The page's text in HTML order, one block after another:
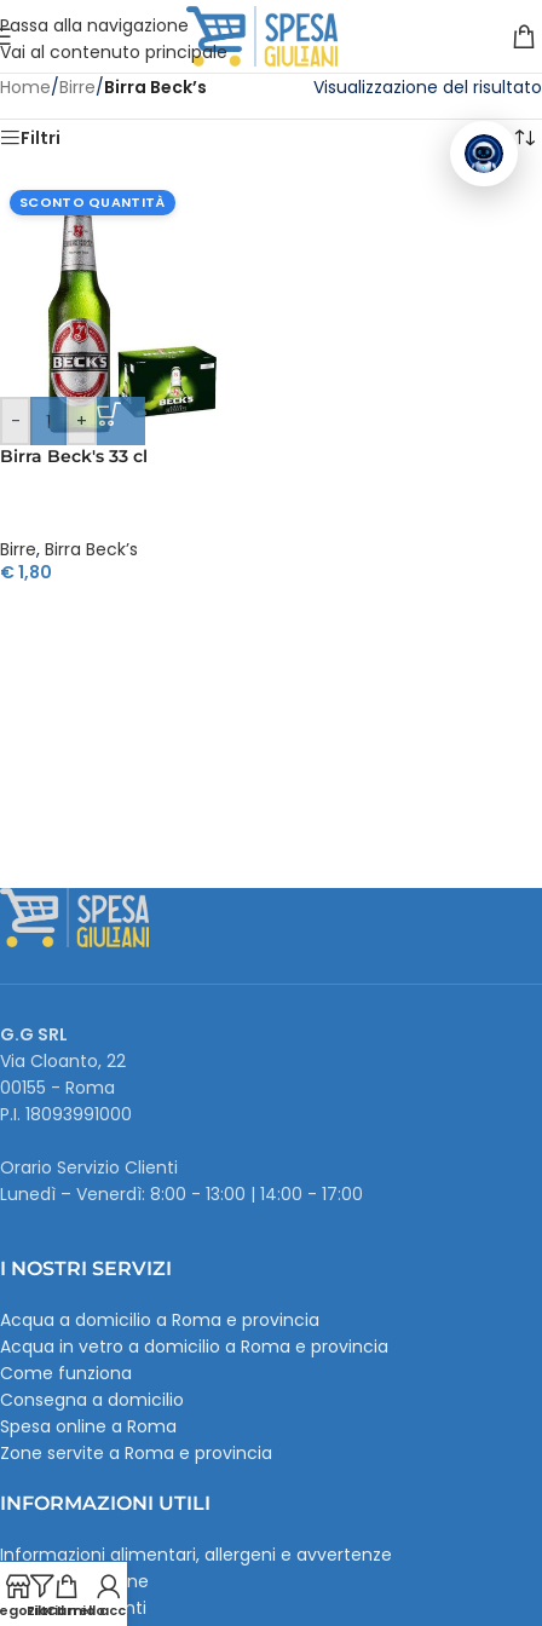
Passa alla navigazione
Vai al contenuto principale
Vuoi assistenza?Clicca qui e ti richiamiamo noi
Home/Birre/Birra Beck’s Visualizzazione del risultato
Filtri
SCONTO QUANTITÀ
- +
Birra Beck's 33 cl
Birre, Birra Beck’s
€1,80
G.G SRL
Via Cloanto, 22
00155 - Roma
P.I. ‭18093991000
Orario Servizio Clienti
Lunedì – Venerdì: 8:00 - 13:00 | 14:00 - 17:00
I NOSTRI SERVIZI
Acqua a domicilio a Roma e provincia
Acqua in vetro a domicilio a Roma e provincia
Come funziona
Consegna a domicilio
Spesa online a Roma
Zone servite a Roma e provincia
INFORMAZIONI UTILI
Informazioni alimentari, allergeni e avvertenze
Pagamenti online
Recensioni clienti
FiltriCarrello
Il mio account